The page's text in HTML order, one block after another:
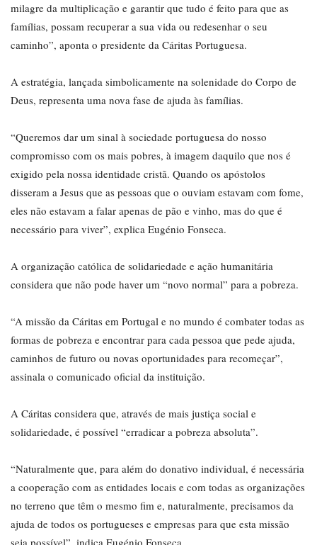
milagre da multiplicação e garantir que tudo é feito para que as
famílias, possam recuperar a sua vida ou redesenhar o seu
caminho”, aponta o presidente da Cáritas Portuguesa.
A estratégia, lançada simbolicamente na solenidade do Corpo de
Deus, representa uma nova fase de ajuda às famílias.
“Queremos dar um sinal à sociedade portuguesa do nosso
compromisso com os mais pobres, à imagem daquilo que nos é
exigido pela nossa identidade cristã. Quando os apóstolos
disseram a Jesus que as pessoas que o ouviam estavam com fome,
eles não estavam a falar apenas de pão e vinho, mas do que é
necessário para viver”, explica Eugénio Fonseca.
A organização católica de solidariedade e ação humanitária
considera que não pode haver um “novo normal” para a pobreza.
“A missão da Cáritas em Portugal e no mundo é combater todas as
formas de pobreza e encontrar para cada pessoa que pede ajuda,
caminhos de futuro ou novas oportunidades para recomeçar”,
assinala o comunicado oficial da instituição.
A Cáritas considera que, através de mais justiça social e
solidariedade, é possível “erradicar a pobreza absoluta”.
“Naturalmente que, para além do donativo individual, é necessária
a cooperação com as entidades locais e com todas as organizações
no terreno que têm o mesmo fim e, naturalmente, precisamos da
ajuda de todos os portugueses e empresas para que esta missão